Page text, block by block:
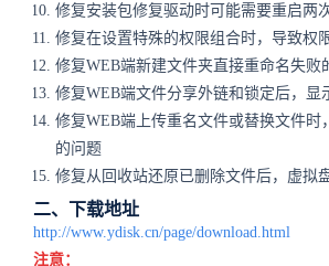
修复安装包修复驱动时可能需要重启两
修复在设置特殊的权限组合时，导致权
修复WEB端新建文件夹直接重命名失败
修复WEB端文件分享外链和锁定后，显
修复WEB端上传重名文件或替换文件时
的问题
修复从回收站还原已删除文件后，虚拟
二、下载地址
http://www.ydisk.cn/page/download.html
注意：